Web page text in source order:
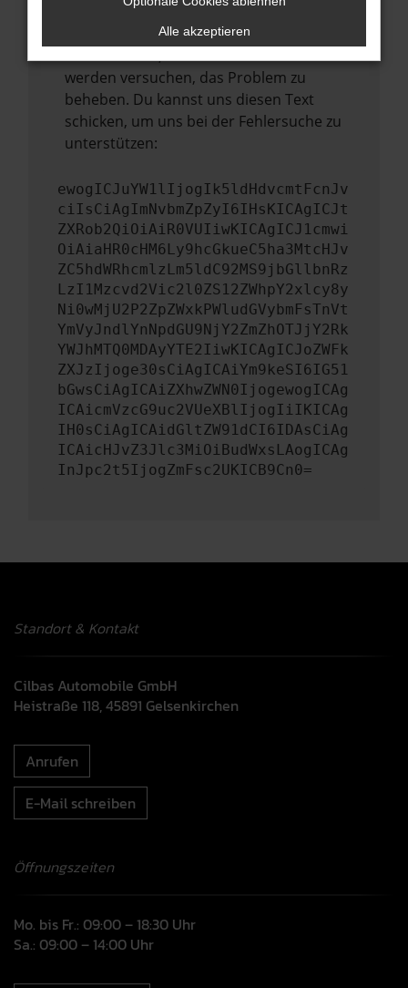
Wende dich an den Webseitenbetreiber.
Wenn du alle oben genannten Schritte
versucht hast, kontaktiere uns bitte. Wir
werden versuchen, das Problem zu
beheben. Du kannst uns diesen Text
schicken, um uns bei der Fehlersuche zu
unterstützen:
ewogICJuYW1lIjogIk5ldHdvcmtFcnJv
ciIsCiAgImNvbmZpZyI6IHsKICAgICJt
ZXRob2QiOiAiR0VUIiwKICAgICJ1cmwi
OiAiaHR0cHM6Ly9hcGkueC5ha3MtcHJv
ZC5hdWRhcmlzLm5ldC92MS9jbGllbnRz
LzI1Mzcvd2Vic2l0ZS12ZWhpY2xlcy8y
Ni0wMjU2P2ZpZWxkPWludGVybmFsTnVt
YmVyJndlYnNpdGU9NjY2ZmZhOTJjY2Rk
YWJhMTQ0MDAyYTE2IiwKICAgICJoZWFk
ZXJzIjoge30sCiAgICAiYm9keSI6IG51
bGwsCiAgICAiZXhwZWN0IjogewogICAg
ICAicmVzcG9uc2VUeXBlIjogIiIKICAg
IH0sCiAgICAidGltZW91dCI6IDAsCiAg
ICAicHJvZ3Jlc3MiOiBudWxsLAogICAg
InJpc2t5IjogZmFsc2UKICB9Cn0=
Standort & Kontakt
Cilbas Automobile GmbH
Heistraße 118, 45891 Gelsenkirchen
Anrufen
E-Mail schreiben
Öffnungszeiten
Mo. bis Fr.: 09:00 – 18:30 Uhr
Sa.: 09:00 – 14:00 Uhr
Alle akzeptieren